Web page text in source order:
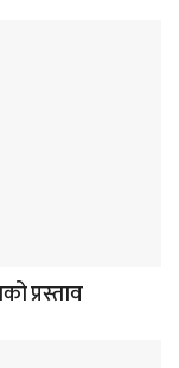
प्रस्ताव